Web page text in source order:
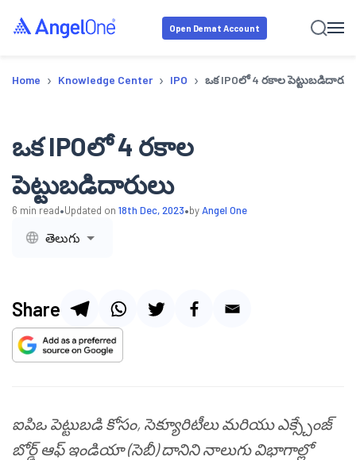
Open Demat Account
Home › Knowledge Center › IPO › ఒక IPOలో 4 రకాల
ఒక IPOలో 4 రకాల
పెట్టుబడిదారులు
6 min read•Updated on 18th Dec, 2023•byAngel One
తెలుగు
Share
ఐపిఒ పెట్టుబడి కోసం, సెక్యూరిటీలు మరియు ఎక్స్చేంజ్
బోర్డ్ ఆఫ్ ఇండియా (సెబీ) దానిని నాలుగు విభాగాల్లో